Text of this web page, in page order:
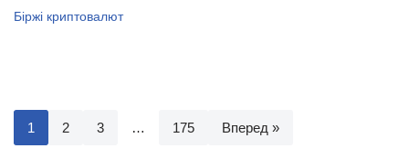
Біржі криптовалют
1 2 3 … 175 Вперед »